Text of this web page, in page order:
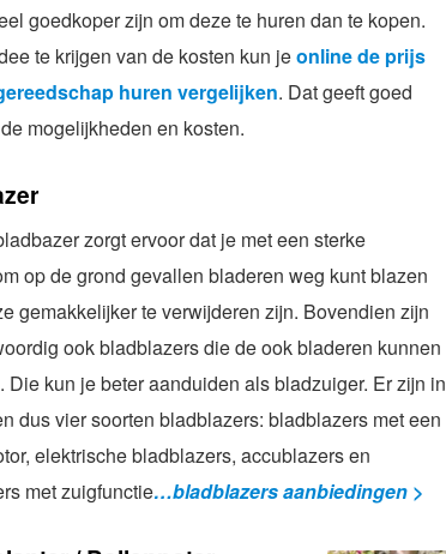
goedkoper zijn om deze te huren dan te kopen.
te krijgen van de kosten kun jeonline de prijs
huren vergelijken. Dat geeft goed
mogelijkheden en kosten.
zorgt ervoor dat je met een sterke
op de grond gevallen bladeren weg kunt blazen
gemakkelijker te verwijderen zijn. Bovendien zijn
ook bladblazers die de ook bladeren kunnen
Die kun je beter aanduiden als bladzuiger. Er zijn in
dus vier soorten bladblazers: bladblazers met een
elektrische bladblazers, accublazers en
met zuigfunctie…bladblazers aanbiedingen >